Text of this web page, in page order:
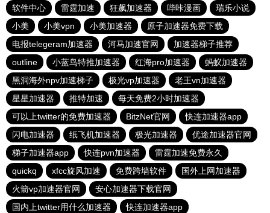
软件中心
雷霆加速 狂飙加速器 哔咔漫画
瑞乐小说
小美
小美vpn 小美加速器
原子加速器免费下载
电报telegeram加速器
河马加速官网
加速器梯子推荐
outline
小蓝鸟特推加速器 红海pro加速器
蚂蚁加速器
黑洞海外npv加速梯子
极光vp加速器
老王vn加速器
星星加速器
推特加速
每天免费2小时加速器
可以上twitter的免费加速器
BitzNet官网
快连加速器app
闪电加速器
纸飞机加速器 极光加速器
优途加速器官网
梯子加速器app
快连pvn加速器
雷霆加速免费永久
quickq
xfcc旋风加速 免费跨墙软件
国外上网加速器
火箭vp加速器官网
安心加速器下载官网
国内上twitter用什么加速器
快连加速器app